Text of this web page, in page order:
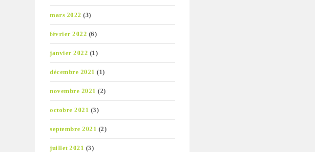
mars 2022 (3)
février 2022 (6)
janvier 2022 (1)
décembre 2021 (1)
novembre 2021 (2)
octobre 2021 (3)
septembre 2021 (2)
juillet 2021 (3)